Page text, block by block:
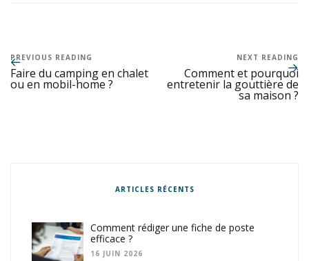
PREVIOUS READING
Faire du camping en chalet
ou en mobil-home ?
NEXT READING
Comment et pourquoi
entretenir la gouttière de
sa maison ?
ARTICLES RÉCENTS
Comment rédiger une fiche de poste
efficace ?
16 JUIN 2026